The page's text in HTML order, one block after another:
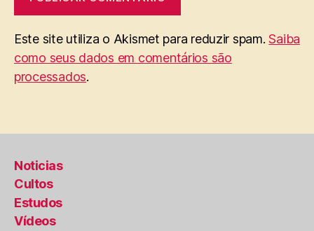
Este site utiliza o Akismet para reduzir spam.Saiba
como seus dados em comentários são
processados.
Noticias
Cultos
Estudos
Vídeos